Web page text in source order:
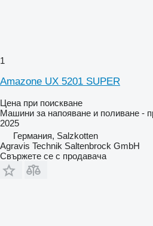
1
Amazone UX 5201 SUPER
Цена при поискване
Машини за напояване и поливане -
2025
Германия, Salzkotten
Agravis Technik Saltenbrock GmbH
Свържете се с продавача